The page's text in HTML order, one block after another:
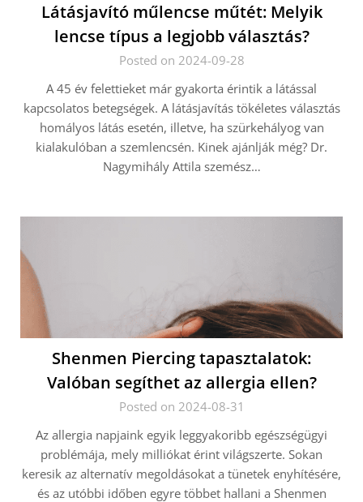
Látásjavító műlencse műtét: Melyik
lencse típus a legjobb választás?
Posted on 2024-09-28
A 45 év felettieket már gyakorta érintik a látással
kapcsolatos betegségek. A látásjavítás tökéletes választás
homályos látás esetén, illetve, ha szürkehályog van
kialakulóban a szemlencsén. Kinek ajánlják még? Dr.
Nagymihály Attila szemész…
Shenmen Piercing tapasztalatok:
Valóban segíthet az allergia ellen?
Posted on 2024-08-31
Az allergia napjaink egyik leggyakoribb egészségügyi
problémája, mely milliókat érint világszerte. Sokan
keresik az alternatív megoldásokat a tünetek enyhítésére,
és az utóbbi időben egyre többet hallani a Shenmen